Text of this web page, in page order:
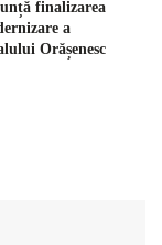
finalizarea
a
Orășenesc